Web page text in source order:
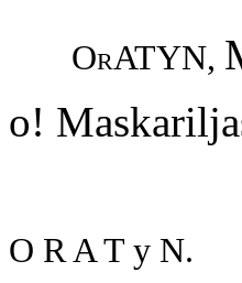
OrATYN,
o!
O R A T y N.